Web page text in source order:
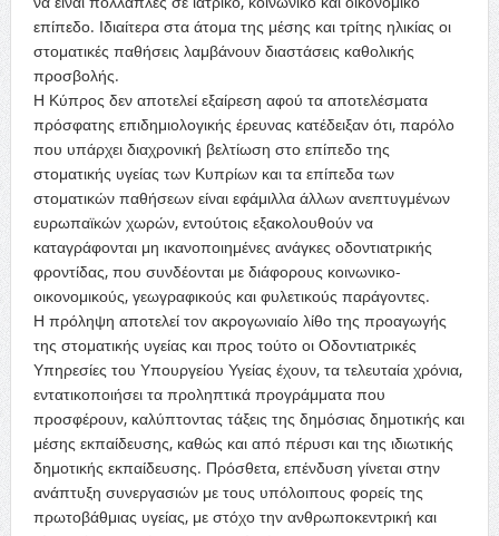
επίπεδο. Ιδιαίτερα στα άτομα της μέσης και τρίτης ηλικίας οι
στοματικές παθήσεις λαμβάνουν διαστάσεις καθολικής
προσβολής.
Η Κύπρος δεν αποτελεί εξαίρεση αφού τα αποτελέσματα
πρόσφατης επιδημιολογικής έρευνας κατέδειξαν ότι, παρόλο
που υπάρχει διαχρονική βελτίωση στο επίπεδο της
στοματικής υγείας των Κυπρίων και τα επίπεδα των
στοματικών παθήσεων είναι εφάμιλλα άλλων ανεπτυγμένων
ευρωπαϊκών χωρών, εντούτοις εξακολουθούν να
καταγράφονται μη ικανοποιημένες ανάγκες οδοντιατρικής
φροντίδας, που συνδέονται με διάφορους κοινωνικο-
οικονομικούς, γεωγραφικούς και φυλετικούς παράγοντες.
Η πρόληψη αποτελεί τον ακρογωνιαίο λίθο της προαγωγής
της στοματικής υγείας και προς τούτο οι Οδοντιατρικές
Υπηρεσίες του Υπουργείου Υγείας έχουν, τα τελευταία χρόνια,
εντατικοποιήσει τα προληπτικά προγράμματα που
προσφέρουν, καλύπτοντας τάξεις της δημόσιας δημοτικής και
μέσης εκπαίδευσης, καθώς και από πέρυσι και της ιδιωτικής
δημοτικής εκπαίδευσης. Πρόσθετα, επένδυση γίνεται στην
ανάπτυξη συνεργασιών με τους υπόλοιπους φορείς της
πρωτοβάθμιας υγείας, με στόχο την ανθρωποκεντρική και